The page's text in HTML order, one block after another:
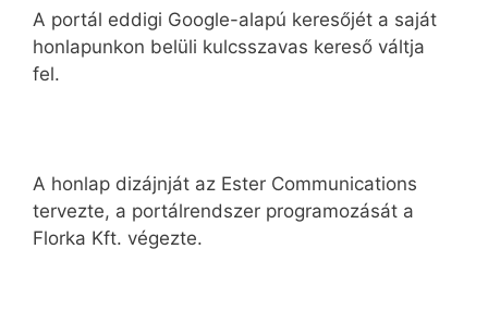
A portál eddigi Google-alapú keresőjét a saját
honlapunkon belüli kulcsszavas kereső váltja
fel.
A honlap dizájnját az Ester Communications
tervezte, a portálrendszer programozását a
Florka Kft. végezte.